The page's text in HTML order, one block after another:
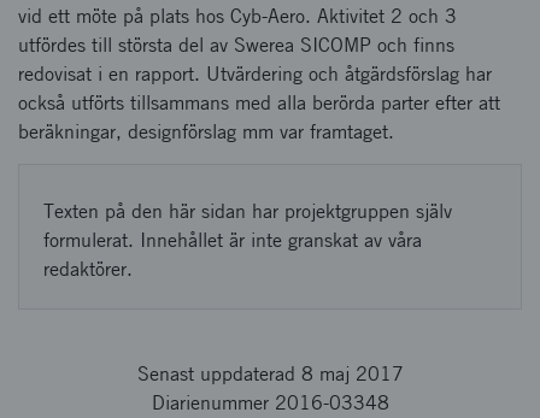
vid ett möte på plats hos Cyb-Aero. Aktivitet 2 och 3
utfördes till största del av Swerea SICOMP och finns
redovisat i en rapport. Utvärdering och åtgärdsförslag har
också utförts tillsammans med alla berörda parter efter att
beräkningar, designförslag mm var framtaget.
Texten på den här sidan har projektgruppen själv
formulerat. Innehållet är inte granskat av våra
redaktörer.
Senast uppdaterad 8 maj 2017
Diarienummer 2016-03348